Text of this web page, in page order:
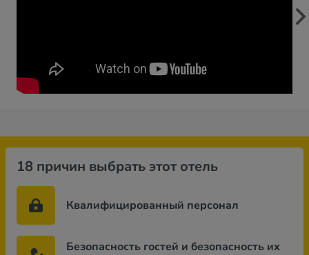
18 причин выбрать этот отель
Квалифицированный персонал
Безопасность гостей и безопасность их